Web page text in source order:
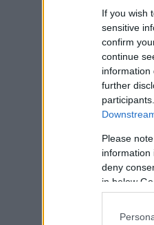
If you wish
sensitive
confirm
continue
information
further
Please
information
deny
in below